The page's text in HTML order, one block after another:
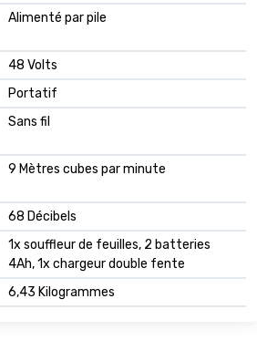
Alimenté par pile
48 Volts
Portatif
Sans fil
9 Mètres cubes par minute
68 Décibels
1x souffleur de feuilles, 2 batteries
4Ah, 1x chargeur double fente
6,43 Kilogrammes